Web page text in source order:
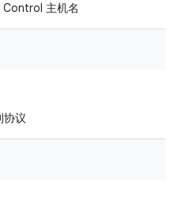
Control 主机名
协议